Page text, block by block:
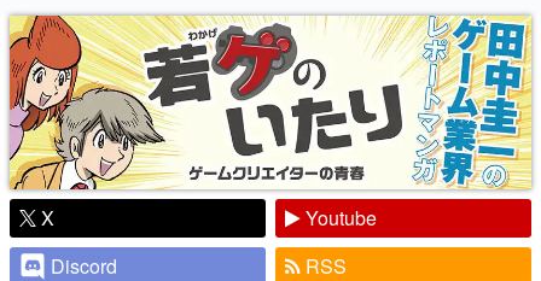
り】
X
Youtube
Discord
RSS